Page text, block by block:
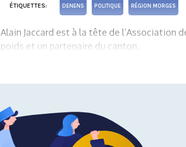
ÉTIQUETTES: DENENS POLITIQUE RÉGION MORGES
Alain Jaccard est à la tête de l’Association
poids et un partenaire du canton.